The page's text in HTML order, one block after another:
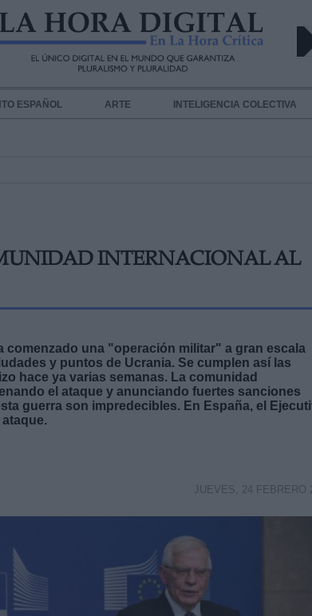
ESPAÑOL ARTE INTELIGENCIA COLECTIVA
INTERNACIONAL AL
comenzado una "operación militar" a gran escala
y puntos de Ucrania. Se cumplen así las
hace ya varias semanas. La comunidad
el ataque y anunciando fuertes sanciones
guerra son impredecibles. En España, el
JUEVES, 24 FEBRERO